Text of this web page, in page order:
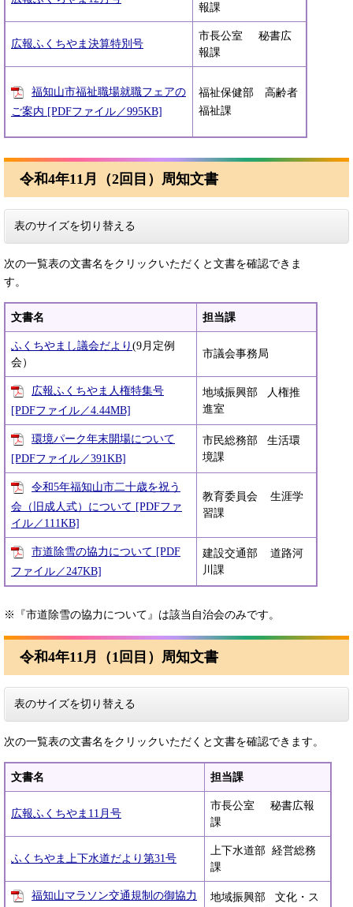
報課
広報ふくちやま決算特別号
市長公室 秘書広
報課
福知山市福祉職場就職フェアの
ご案内 [PDFファイル／995KB]
福祉保健部 高齢者
福祉課
令和4年11月（2回目）周知文書
表のサイズを切り替える
次の一覧表の文書名をクリックいただくと文書を確認できま
す。
文書名 担当課
ふくちやまし議会だより (9月定例
会）
市議会事務局
広報ふくちやま人権特集号
[PDFファイル／4.44MB]
地域振興部 人権推
進室
環境パーク年末開場について
[PDFファイル／391KB]
市民総務部 生活環
境課
令和5年福知山市二十歳を祝う
会（旧成人式）について [PDFファ
イル／111KB]
教育委員会 生涯学
習課
市道除雪の協力について [PDF
ファイル／247KB]
建設交通部 道路河
川課
※『市道除雪の協力について』は該当自治会のみです。
令和4年11月（1回目）周知文書
表のサイズを切り替える
次の一覧表の文書名をクリックいただくと文書を確認できます。
文書名 担当課
広報ふくちやま11月号
市長公室 秘書広報
課
ふくちやま上下水道だより第31号
上下水道部 経営総務
課
福知山マラソン交通規制の御協力
地域振興部 文化・ス